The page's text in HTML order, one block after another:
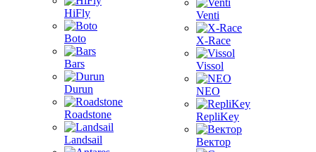
HiFly
Boto
Bars
Durun
Roadstone
Landsail
Venti
X-Race
Vissol
NEO
RepliKey
Вектор